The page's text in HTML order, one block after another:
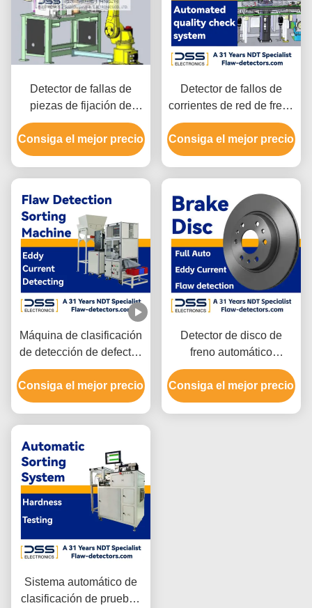
Detector de fallas de
piezas de fijación de
accesorios para
automóviles de metal
FET-55H
Consiga el mejor precio
Detector de fallos de
corrientes de red de freno
automático completo
detecta la inspección
SWT-607
Consiga el mejor precio
Máquina de clasificación
de detección de defectos
de pantalla LCD SWT-
636
Consiga el mejor precio
Detector de disco de
freno automático
completo avanzado SWT-
608
Consiga el mejor precio
Sistema automático de
clasificación de pruebas